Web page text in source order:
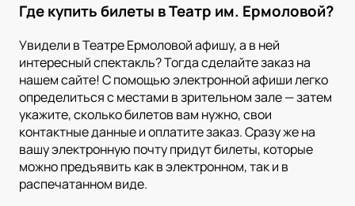
Где купить билеты в Театр им. Ермоловой?
Увидели в Театре Ермоловой афишу, а в ней
интересный спектакль? Тогда сделайте заказ на
нашем сайте! С помощью электронной афиши легко
определиться с местами в зрительном зале — затем
укажите, сколько билетов вам нужно, свои
контактные данные и оплатите заказ. Сразу же на
вашу электронную почту придут билеты, которые
можно предъявить как в электронном, так и в
распечатанном виде.